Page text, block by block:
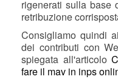
rigenerati sulla base
retribuzione
Consigliamo quindi
dei contributi con
spiegata all'articolo
fare il mav in inps